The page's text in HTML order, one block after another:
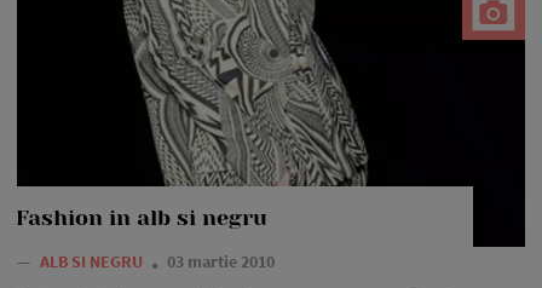
Fashion in alb si negru
— ALB SI NEGRU 03 martie 2010